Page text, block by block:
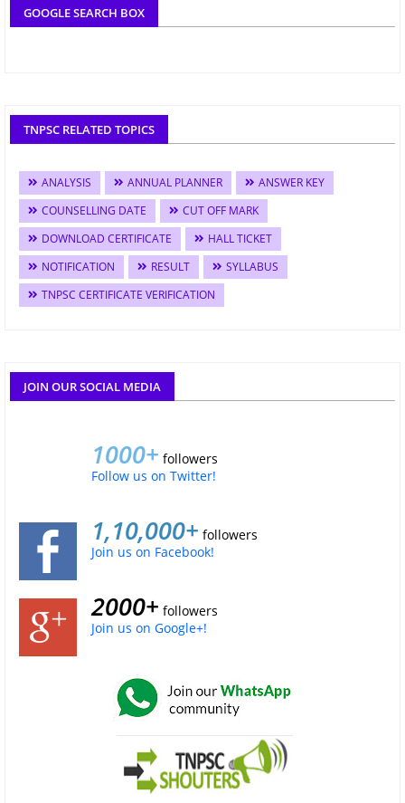
GOOGLE SEARCH BOX
TNPSC RELATED TOPICS
ANALYSIS ANNUAL PLANNER
ANSWER KEY
COUNSELLING DATE
CUT OFF MARK
DOWNLOAD CERTIFICATE
HALL TICKET
NOTIFICATION
RESULT
SYLLABUS
TNPSC CERTIFICATE VERIFICATION
JOIN OUR SOCIAL MEDIA
1000+ followers
Follow us on Twitter!
1,10,000+ followers
Join us on Facebook!
2000+ followers
Join us on Google+!